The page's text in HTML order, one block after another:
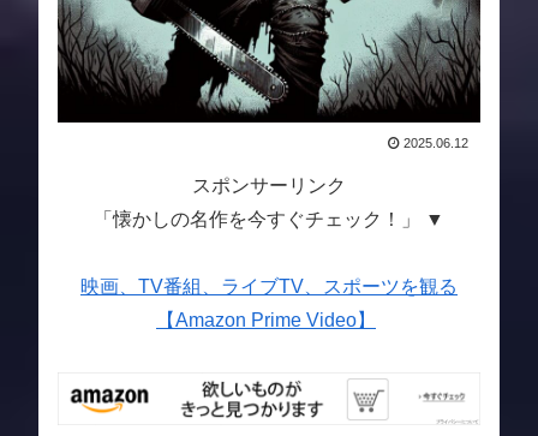
2025.06.12
スポンサーリンク
「懐かしの名作を今すぐチェック！」 ▼
映画、TV番組、ライブTV、スポーツを観る
【Amazon Prime Video】